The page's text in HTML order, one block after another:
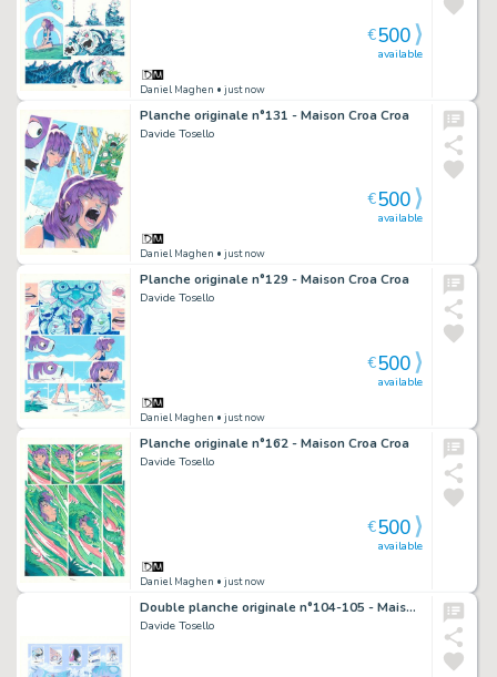
Daniel Maghen • just now
available
€500
Planche originale n°131 - Maison Croa Croa
Davide Tosello
Daniel Maghen • just now
available
€500
Planche originale n°129 - Maison Croa Croa
Davide Tosello
Daniel Maghen • just now
available
€500
Planche originale n°162 - Maison Croa Croa
Davide Tosello
Daniel Maghen • just now
available
€500
Double planche originale n°104-105 - Maison Croa Croa
Davide Tosello